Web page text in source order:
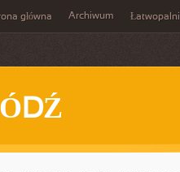
główna Archiwum Łatwopalni